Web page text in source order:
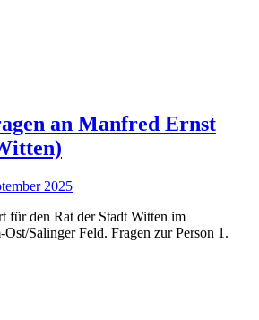
an Manfred Ernst
2025
für den Rat der Stadt Witten im
Salinger Feld. Fragen zur Person 1.